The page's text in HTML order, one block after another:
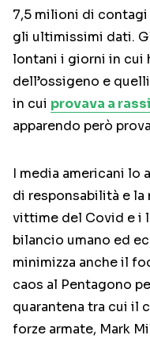
7,5 milioni di contagi
gli ultimissimi dati.
lontani i giorni in cui
dell’ossigeno e
in cui provava a
apparendo però
I media americani lo
di responsabilità e la
vittime del Covid e i
bilancio umano ed
minimizza anche il
caos al Pentagono
quarantena tra cui il
forze armate, Mark